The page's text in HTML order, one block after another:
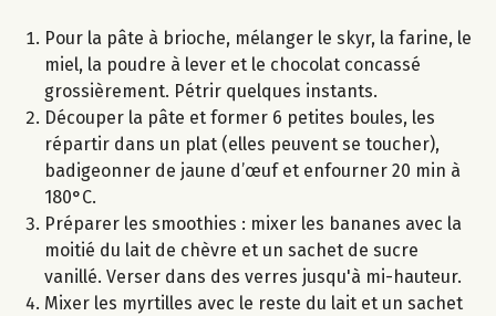
Pour la pâte à brioche, mélanger le skyr, la farine, le
miel, la poudre à lever et le chocolat concassé
grossièrement. Pétrir quelques instants.
Découper la pâte et former 6 petites boules, les
répartir dans un plat (elles peuvent se toucher),
badigeonner de jaune d’œuf et enfourner 20 min à
180°C.
Préparer les smoothies : mixer les bananes avec la
moitié du lait de chèvre et un sachet de sucre
vanillé. Verser dans des verres jusqu'à mi-hauteur.
Mixer les myrtilles avec le reste du lait et un sachet